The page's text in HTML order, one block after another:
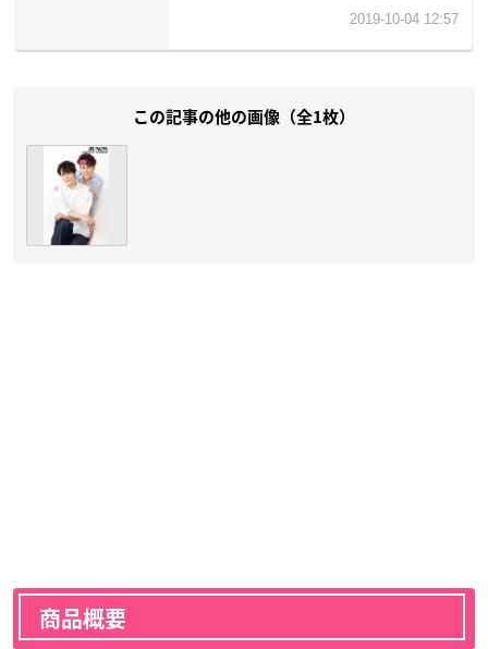
この記事の他の画像（全1枚）
商品概要